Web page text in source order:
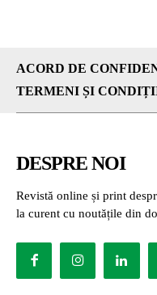
ACORD DE
TERMENI ȘI
DESPRE NOI
Revistă online și print
la curent cu noutățile din